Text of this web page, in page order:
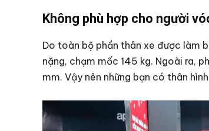
Không phù hợp cho người
Do toàn bộ phần thân xe được làm
nặng, chạm mốc 145 kg. Ngoài ra,
mm. Vậy nên những bạn có thân